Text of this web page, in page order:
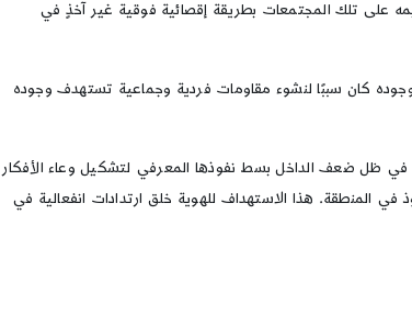
على تلك المجتمعات بطريقة إقصائية فوقية غير آخذٍ في
وجوده كان سببًا لنشوء مقاومات فردية وجماعية تستهدف وجوده
في ظل ضعف الداخل بسط نفوذها المعرفي لتشكيل وعاء الأفكار
المنطقة. هذا الاستهداف للهوية خلق ارتدادات انفعالية في